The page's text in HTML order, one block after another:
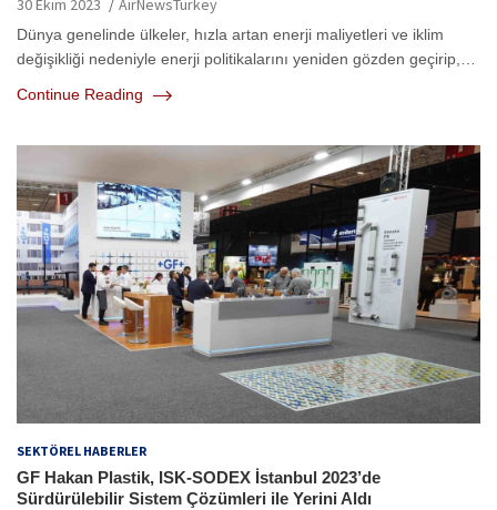
30 Ekim 2023 AirNewsTurkey
Dünya genelinde ülkeler, hızla artan enerji maliyetleri ve iklim
değişikliği nedeniyle enerji politikalarını yeniden gözden geçirip,…
Continue Reading
SEKTÖREL HABERLER
GF Hakan Plastik, ISK-SODEX İstanbul 2023’de
Sürdürülebilir Sistem Çözümleri ile Yerini Aldı